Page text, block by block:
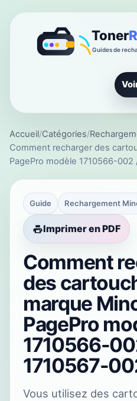
Accueil/Catégories/
Comment recharger des
PagePro modèle 1710566-002
Guide Rechargement
Imprimer en PDF
Comment
des
marque
PagePro
1710566-
1710567-
Vous utilisez des